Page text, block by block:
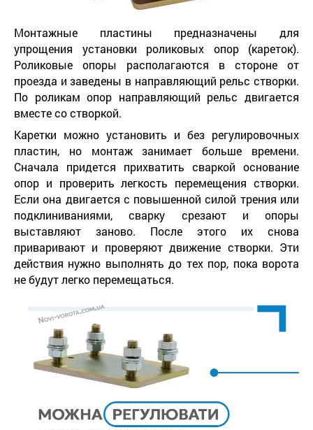
Монтажные пластины предназначены для
упрощения установки роликовых опор (кареток).
Роликовые опоры располагаются в стороне от
проезда и заведены в направляющий рельс створки.
По роликам опор направляющий рельс двигается
вместе со створкой.
Каретки можно установить и без регулировочных
пластин, но монтаж занимает больше времени.
Сначала придется прихватить сваркой основание
опор и проверить легкость перемещения створки.
Если она двигается с повышенной силой трения или
подклиниваниями, сварку срезают и опоры
выставляют заново. После этого их снова
приваривают и проверяют движение створки. Эти
действия нужно выполнять до тех пор, пока ворота
не будут легко перемещаться.